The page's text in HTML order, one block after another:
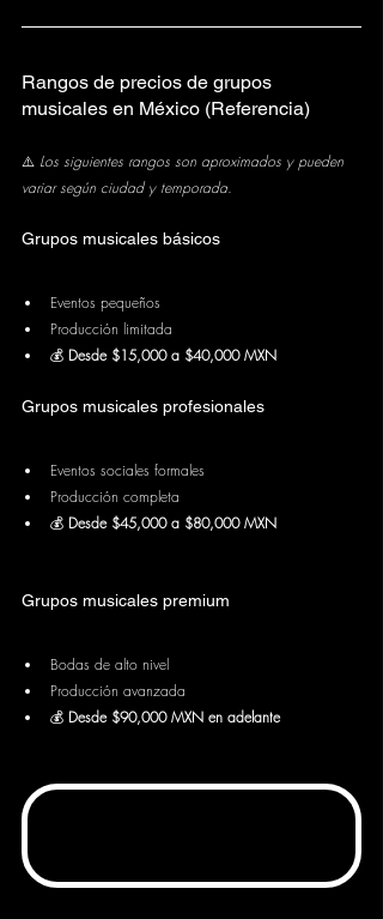
Rangos de precios de grupos
musicales en México (Referencia)
⚠️ Los siguientes rangos son aproximados y pueden
variar según ciudad y temporada.
Grupos musicales básicos
Eventos pequeños
Producción limitada
💰 Desde $15,000 a $40,000 MXN
Grupos musicales profesionales
Eventos sociales formales
Producción completa
💰 Desde $45,000 a $80,000 MXN
Grupos musicales premium
Bodas de alto nivel
Producción avanzada
💰 Desde $90,000 MXN en adelante